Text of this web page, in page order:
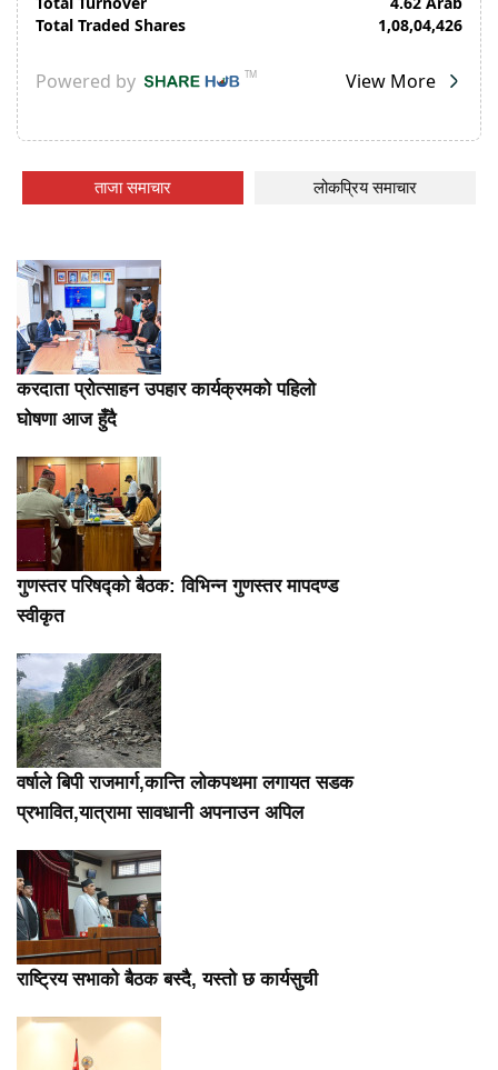
ताजा समाचार लोकप्रिय समाचार
करदाता प्रोत्साहन उपहार कार्यक्रमको पहिलो
घोषणा आज हुँदै
गुणस्तर परिषद्को बैठक: विभिन्न गुणस्तर मापदण्ड
स्वीकृत
वर्षाले बिपी राजमार्ग,कान्ति लोकपथमा लगायत सडक
प्रभावित,यात्रामा सावधानी अपनाउन अपिल
राष्ट्रिय सभाको बैठक बस्दै, यस्तो छ कार्यसुची